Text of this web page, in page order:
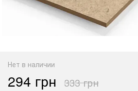
Нет в наличии
294 грн 333 грн